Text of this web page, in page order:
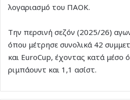
λογαριασμό του ΠΑΟΚ.
Την περσινή σεζόν (2025/26)
όπου μέτρησε συνολικά 42
και EuroCup, έχοντας κατά μέσο
ριμπάουντ και 1,1 ασίστ.